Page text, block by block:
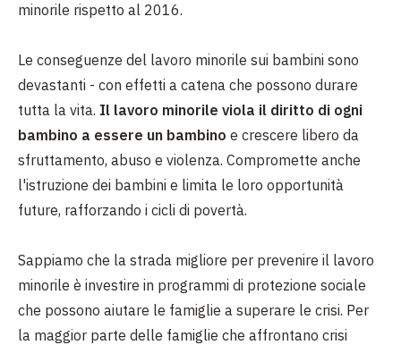
minorile rispetto al 2016.
Le conseguenze del lavoro minorile sui bambini sono
devastanti - con effetti a catena che possono durare
tutta la vita. Il lavoro minorile viola il diritto di ogni
bambino a essere un bambino e crescere libero da
sfruttamento, abuso e violenza. Compromette anche
l'istruzione dei bambini e limita le loro opportunità
future, rafforzando i cicli di povertà.
Sappiamo che la strada migliore per prevenire il lavoro
minorile è investire in programmi di protezione sociale
che possono aiutare le famiglie a superare le crisi. Per
la maggior parte delle famiglie che affrontano crisi